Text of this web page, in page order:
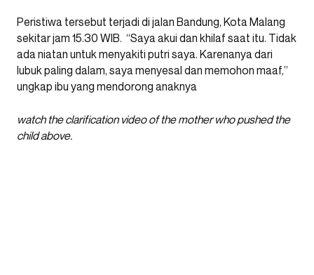
Peristiwa tersebut terjadi di jalan Bandung, Kota Malang
sekitar jam 15.30 WIB. “Saya akui dan khilaf saat itu. Tidak
ada niatan untuk menyakiti putri saya. Karenanya dari
lubuk paling dalam, saya menyesal dan memohon maaf,”
ungkap ibu yang mendorong anaknya
watch the clarification video of the mother who pushed the
child above.